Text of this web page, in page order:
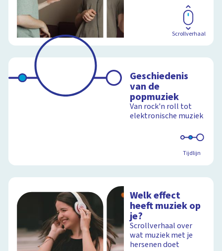
Scrollverhaal
Geschiedenis
van de
popmuziek
Van rock'n roll tot
elektronische muziek
Tijdlijn
Welk effect
heeft muziek op
je?
Scrollverhaal over
wat muziek met je
hersenen doet